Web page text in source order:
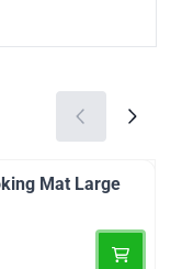
Mat Large